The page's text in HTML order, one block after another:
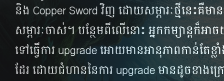
និង​ Copper Sword វិញ​ ដោយ​សម្ភារៈថ្មី​​នេះ​គឺ​មា
សម្ភារៈ​ចាស់​។​ បន្ថែម​ពី​លើ​នោះ​ អ្នក​កម្សាន្ត​ក៏​អាច​
ទៅ​ធ្វើ​ការ​ upgrade អោយ​មាន​អានុភាព​កាន់​តែ​
ដែរ​ ដោយ​ជំ​ហាន​នៃ​ការ​ upgrade មាន​ដូច​ខាង​ក្